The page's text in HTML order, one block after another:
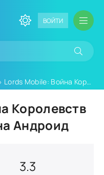
ВОЙТИ
Lords Mobile: Война Королевств (Мод, Авто-игра)
Королевств
Андроид
3.3